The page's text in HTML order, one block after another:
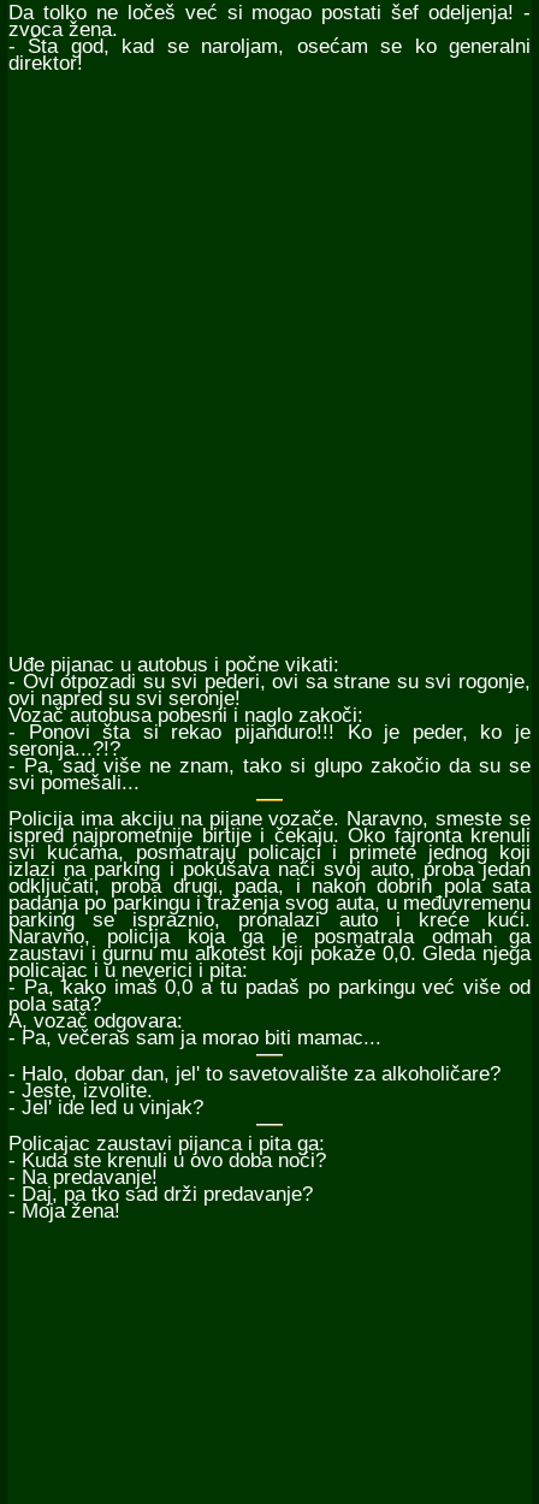
Da tolko ne ločeš već si mogao postati šef odeljenja! -
zvoca žena.
- Šta god, kad se naroljam, osećam se ko generalni
direktor!
Uđe pijanac u autobus i počne vikati:
- Ovi otpozadi su svi pederi, ovi sa strane su svi rogonje,
ovi napred su svi seronje!
Vozač autobusa pobesni i naglo zakoči:
- Ponovi šta si rekao pijanduro!!! Ko je peder, ko je
seronja...?!?
- Pa, sad više ne znam, tako si glupo zakočio da su se
svi pomešali...
Policija ima akciju na pijane vozače. Naravno, smeste se
ispred najprometnije birtije i čekaju. Oko fajronta krenuli
svi kućama, posmatraju policajci i primete jednog koji
izlazi na parking i pokušava naći svoj auto, proba jedan
odključati, proba drugi, pada, i nakon dobrih pola sata
padanja po parkingu i traženja svog auta, u međuvremenu
parking se ispraznio, pronalazi auto i kreće kući.
Naravno, policija koja ga je posmatrala odmah ga
zaustavi i gurnu mu alkotest koji pokaže 0,0. Gleda njega
policajac i u neverici i pita:
- Pa, kako imaš 0,0 a tu padaš po parkingu već više od
pola sata?
A, vozač odgovara:
- Pa, večeras sam ja morao biti mamac...
- Halo, dobar dan, jel' to savetovalište za alkoholičare?
- Jeste, izvolite.
- Jel' ide led u vinjak?
Policajac zaustavi pijanca i pita ga:
- Kuda ste krenuli u ovo doba noći?
- Na predavanje!
- Daj, pa tko sad drži predavanje?
- Moja žena!